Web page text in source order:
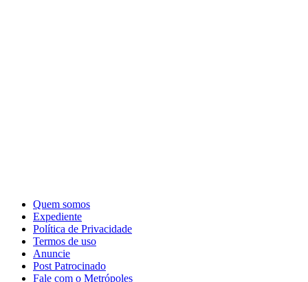
Quem somos
Expediente
Política de Privacidade
Termos de uso
Anuncie
Post Patrocinado
Fale com o Metrópoles